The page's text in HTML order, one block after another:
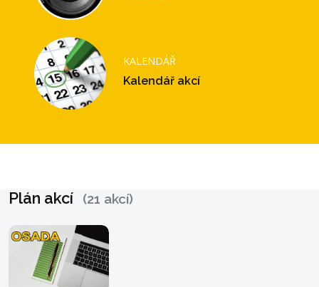
KALENDÁŘ
Kalendář akcí
Plán akcí (21 akcí)